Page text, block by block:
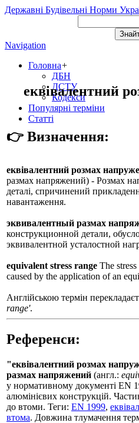
Державні Будівельні Норми
Navigation
Головна+
ДБН
ДСТУ
Кодекси
Популярні терміни
Статті
еквівалентний
👉 Визначення:
еквівалентний розмах
размах напряжений) - Розмах
деталі, спричинений
навантаження.
эквивалентный размах
конструкционной детали,
эквивалентной усталостной
equivalent stress range The
caused by the application of an
Англійською термін
range'.
Референси:
"еквівалентний розмах
размах напряжений (англ.:
у нормативному документі EN
алюмінієвих конструкцій.
до втоми. Теги: EN 1999,
втома. Довжина тлумачення